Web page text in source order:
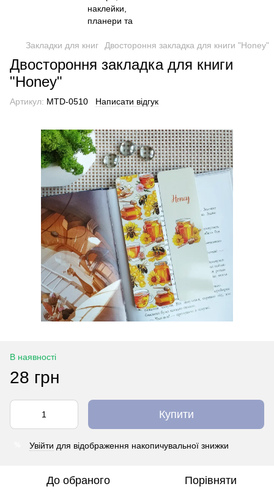
Закладки для книг Двостороння закладка для книги "Honey"
Двостороння закладка для книги
"Honey"
Артикул: MTD-0510 Написати відгук
В наявності
28 грн
Купити
Увійти для відображення накопичувальної знижки
До обраного Порівняти